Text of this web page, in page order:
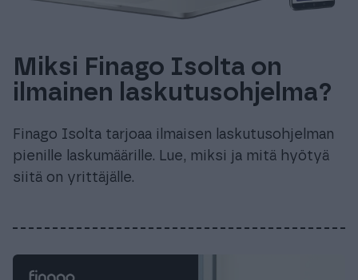
Miksi Finago Isolta on
ilmainen laskutusohjelma?
Finago Isolta tarjoaa ilmaisen laskutusohjelman
pienille laskumäärille. Lue, miksi ja mitä hyötyä
siitä on yrittäjälle.